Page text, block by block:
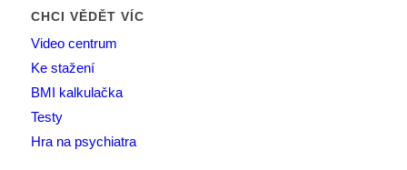
CHCI VĚDĚT VÍC
Video centrum
Ke stažení
BMI kalkulačka
Testy
Hra na psychiatra